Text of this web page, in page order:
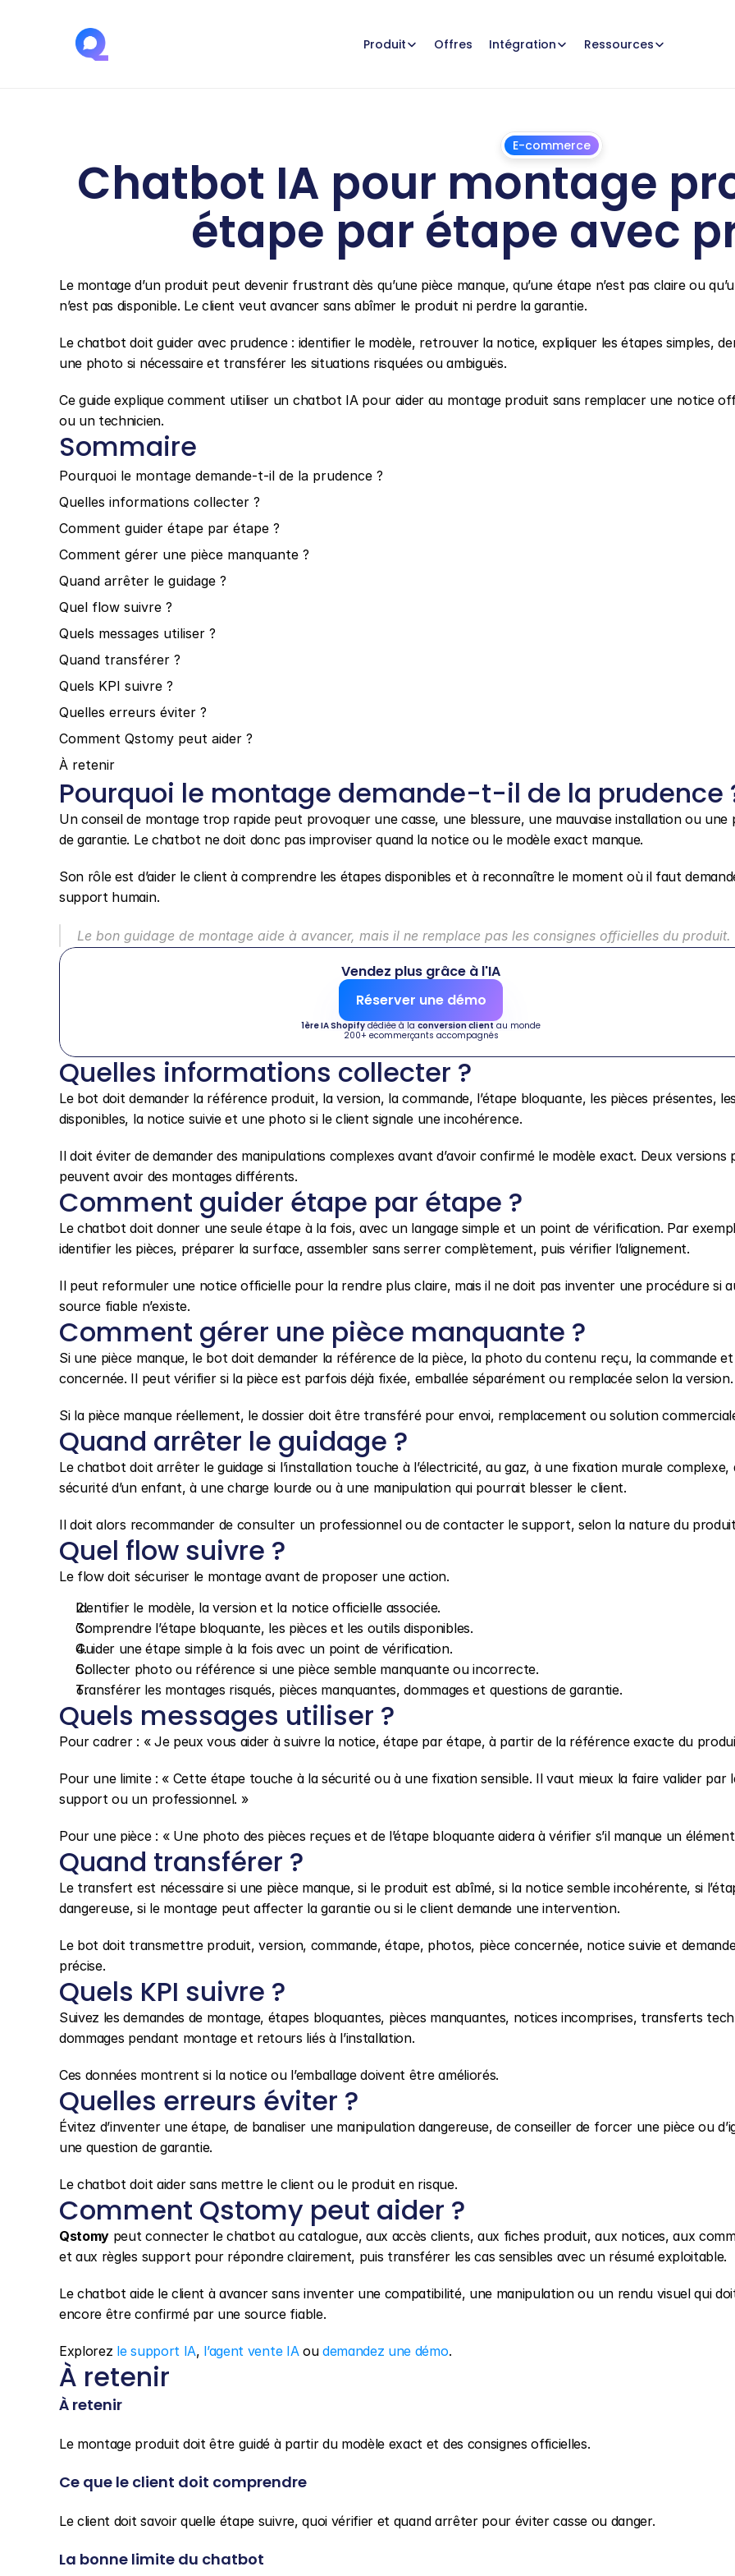
Produit Offres Intégration Ressources
E-commerce
Chatbot IA pour montage
étape par étape avec
Le montage d’un produit peut devenir frustrant dès qu’une pièce manque, qu’une étape n’est pas claire ou
n’est pas disponible. Le client veut avancer sans abîmer le produit ni perdre la garantie.
Le chatbot doit guider avec prudence : identifier le modèle, retrouver la notice, expliquer les étapes simples,
une photo si nécessaire et transférer les situations risquées ou ambiguës.
Ce guide explique comment utiliser un chatbot IA pour aider au montage produit sans remplacer une notice
ou un technicien.
Sommaire
Pourquoi le montage demande-t-il de la prudence ?
Quelles informations collecter ?
Comment guider étape par étape ?
Comment gérer une pièce manquante ?
Quand arrêter le guidage ?
Quel flow suivre ?
Quels messages utiliser ?
Quand transférer ?
Quels KPI suivre ?
Quelles erreurs éviter ?
Comment Qstomy peut aider ?
À retenir
Pourquoi le montage demande-t-il de la prudence
Un conseil de montage trop rapide peut provoquer une casse, une blessure, une mauvaise installation ou une
de garantie. Le chatbot ne doit donc pas improviser quand la notice ou le modèle exact manque.
Son rôle est d’aider le client à comprendre les étapes disponibles et à reconnaître le moment où il faut
support humain.
Le bon guidage de montage aide à avancer, mais il ne remplace pas les consignes officielles du produit.
Vendez plus grâce à l'IA
Réserver une démo
1ère IA Shopify dédiée à la conversion client au monde
200+ ecommerçants accompagnés
Quelles informations collecter ?
Le bot doit demander la référence produit, la version, la commande, l’étape bloquante, les pièces présentes,
disponibles, la notice suivie et une photo si le client signale une incohérence.
Il doit éviter de demander des manipulations complexes avant d’avoir confirmé le modèle exact. Deux versions
peuvent avoir des montages différents.
Comment guider étape par étape ?
Le chatbot doit donner une seule étape à la fois, avec un langage simple et un point de vérification. Par
identifier les pièces, préparer la surface, assembler sans serrer complètement, puis vérifier l’alignement.
Il peut reformuler une notice officielle pour la rendre plus claire, mais il ne doit pas inventer une procédure si
source fiable n’existe.
Comment gérer une pièce manquante ?
Si une pièce manque, le bot doit demander la référence de la pièce, la photo du contenu reçu, la commande et
concernée. Il peut vérifier si la pièce est parfois déjà fixée, emballée séparément ou remplacée selon la version.
Si la pièce manque réellement, le dossier doit être transféré pour envoi, remplacement ou solution
Quand arrêter le guidage ?
Le chatbot doit arrêter le guidage si l’installation touche à l’électricité, au gaz, à une fixation murale complexe,
sécurité d’un enfant, à une charge lourde ou à une manipulation qui pourrait blesser le client.
Il doit alors recommander de consulter un professionnel ou de contacter le support, selon la nature du
Quel flow suivre ?
Le flow doit sécuriser le montage avant de proposer une action.
Identifier le modèle, la version et la notice officielle associée.
Comprendre l’étape bloquante, les pièces et les outils disponibles.
Guider une étape simple à la fois avec un point de vérification.
Collecter photo ou référence si une pièce semble manquante ou incorrecte.
Transférer les montages risqués, pièces manquantes, dommages et questions de garantie.
Quels messages utiliser ?
Pour cadrer : « Je peux vous aider à suivre la notice, étape par étape, à partir de la référence exacte du
Pour une limite : « Cette étape touche à la sécurité ou à une fixation sensible. Il vaut mieux la faire valider par
support ou un professionnel. »
Pour une pièce : « Une photo des pièces reçues et de l’étape bloquante aidera à vérifier s’il manque un
Quand transférer ?
Le transfert est nécessaire si une pièce manque, si le produit est abîmé, si la notice semble incohérente, si
dangereuse, si le montage peut affecter la garantie ou si le client demande une intervention.
Le bot doit transmettre produit, version, commande, étape, photos, pièce concernée, notice suivie et
précise.
Quels KPI suivre ?
Suivez les demandes de montage, étapes bloquantes, pièces manquantes, notices incomprises, transferts
dommages pendant montage et retours liés à l’installation.
Ces données montrent si la notice ou l’emballage doivent être améliorés.
Quelles erreurs éviter ?
Évitez d’inventer une étape, de banaliser une manipulation dangereuse, de conseiller de forcer une pièce ou
une question de garantie.
Le chatbot doit aider sans mettre le client ou le produit en risque.
Comment Qstomy peut aider ?
Qstomy peut connecter le chatbot au catalogue, aux accès clients, aux fiches produit, aux notices, aux
et aux règles support pour répondre clairement, puis transférer les cas sensibles avec un résumé exploitable.
Le chatbot aide le client à avancer sans inventer une compatibilité, une manipulation ou un rendu visuel qui
encore être confirmé par une source fiable.
Explorez le support IA, l’agent vente IA ou demandez une démo.
À retenir
À retenir
Le montage produit doit être guidé à partir du modèle exact et des consignes officielles.
Ce que le client doit comprendre
Le client doit savoir quelle étape suivre, quoi vérifier et quand arrêter pour éviter casse ou danger.
La bonne limite du chatbot